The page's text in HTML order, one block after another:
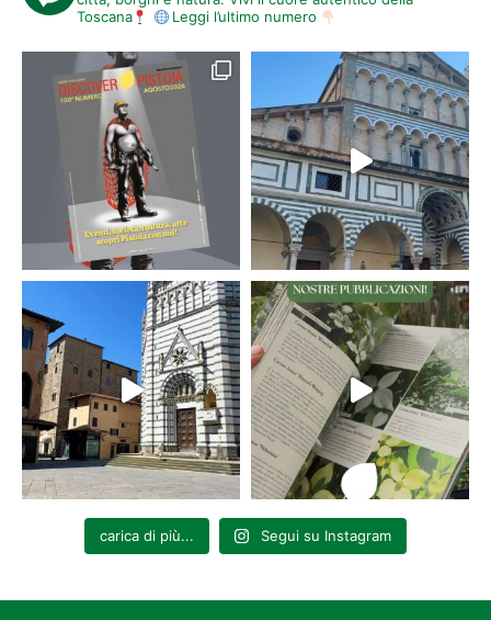
Toscana
Leggi l’ultimo numero
carica di più... Segui su Instagram